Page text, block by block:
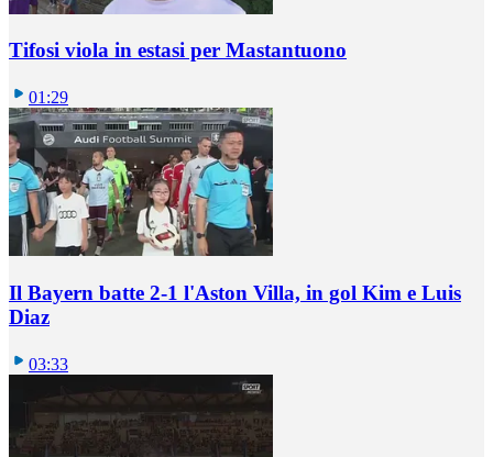
Tifosi viola in estasi per Mastantuono
01:29
Il Bayern batte 2-1 l'Aston Villa, in gol Kim e Luis
Diaz
03:33